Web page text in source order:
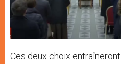
Ces deux choix